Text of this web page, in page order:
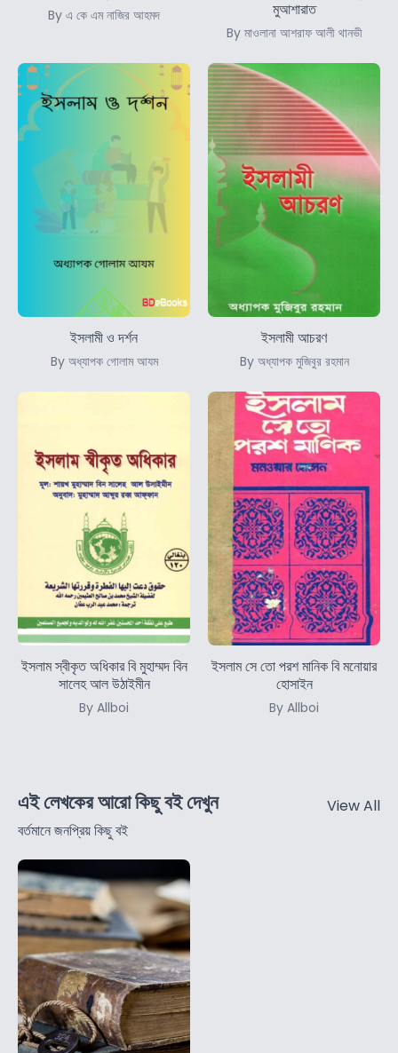
By এ কে এম নাজির আহমদ
মুআশারাত
By মাওলানা আশরাফ আলী থানভী
ইসলামী ও দর্শন
By অধ্যাপক গোলাম আযম
ইসলামী আচরণ
By অধ্যাপক মুজিবুর রহমান
ইসলাম স্বীকৃত অধিকার বি মুহাম্মদ বিন
সালেহ আল উঠাইমীন
By Allboi
ইসলাম সে তো পরশ মানিক বি মনোয়ার
হোসাইন
By Allboi
এই লেখকের আরো কিছু বই দেখুন
বর্তমানে জনপ্রিয় কিছু বই
View All